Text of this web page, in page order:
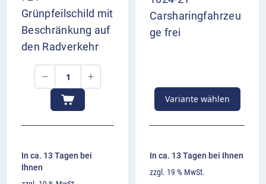
Grünpfeilschild mit
Beschränkung auf
den Radverkehr
In ca. 13 Tagen bei
Ihnen
Carsharingfahrzeu
ge frei
Variante wählen
In ca. 13 Tagen bei Ihnen
zzgl. 19 % MwSt.